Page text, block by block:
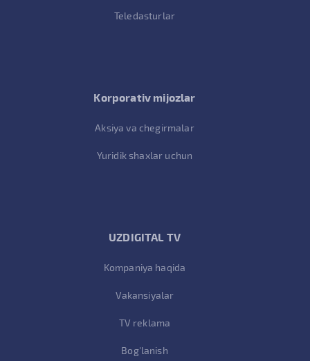
Teledasturlar
Korporativ mijozlar
Aksiya va chegirmalar
Yuridik shaxlar uchun
UZDIGITAL TV
Kompaniya haqida
Vakansiyalar
TV reklama
Bog'lanish